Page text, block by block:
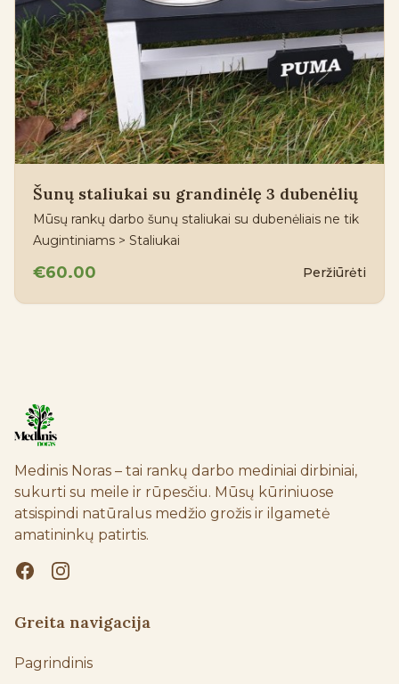
Šunų staliukai su grandinėlę 3 dubenėlių
Mūsų rankų darbo šunų staliukai su dubenėliais ne tik
Augintiniams > Staliukai
€60.00 Peržiūrėti
Medinis Noras – tai rankų darbo mediniai dirbiniai,
sukurti su meile ir rūpesčiu. Mūsų kūriniuose
atsispindi natūralus medžio grožis ir ilgametė
amatininkų patirtis.
Greita navigacija
Pagrindinis